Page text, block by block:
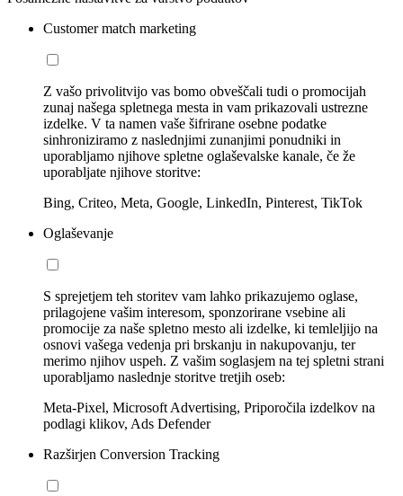
Customer match marketing
Z vašo privolitvijo vas bomo obveščali tudi o promocijah
zunaj našega spletnega mesta in vam prikazovali ustrezne
izdelke. V ta namen vaše šifrirane osebne podatke
sinhroniziramo z naslednjimi zunanjimi ponudniki in
uporabljamo njihove spletne oglaševalske kanale, če že
uporabljate njihove storitve:
Bing, Criteo, Meta, Google, LinkedIn, Pinterest, TikTok
Oglaševanje
S sprejetjem teh storitev vam lahko prikazujemo oglase,
prilagojene vašim interesom, sponzorirane vsebine ali
promocije za naše spletno mesto ali izdelke, ki temleljijo na
osnovi vašega vedenja pri brskanju in nakupovanju, ter
merimo njihov uspeh. Z vašim soglasjem na tej spletni strani
uporabljamo naslednje storitve tretjih oseb:
Meta-Pixel, Microsoft Advertising, Priporočila izdelkov na
podlagi klikov, Ads Defender
Razširjen Conversion Tracking